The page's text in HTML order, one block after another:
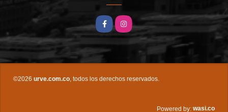
FacebookInstagram
©2026 urve.com.co, todos los derechos reservados.
Powered by: wasi.co